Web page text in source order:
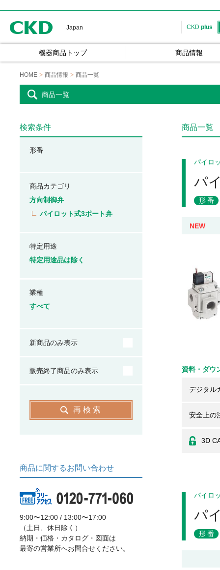
Japan CKD plus
機器商品トップ 商品情報
HOME 商品情報 商品一覧
商品一覧
商品一覧
パイロ
パ
形番
NEW
資料・ダウ
デジタル
安全上の
3D
パイロ
パ
形番
検索条件
形番
商品カテゴリ
方向制御弁
パイロット式3ポート弁
特定用途
特定用途品は除く
業種
すべて
新商品のみ表示
販売終了商品のみ表示
再検索
商品に関するお問い合わせ
9:00〜12:00 / 13:00〜17:00
（土日、休日除く）
納期・価格・カタログ・図面は
最寄の営業所へお問合せください。